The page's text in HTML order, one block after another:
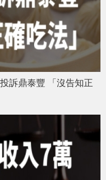
訴鼎泰豐 「沒告知正